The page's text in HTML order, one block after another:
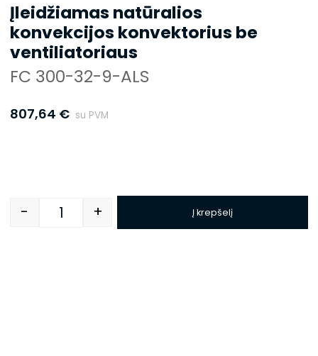
Įleidžiamas natūralios
konvekcijos konvektorius be
ventiliatoriaus
FC 300-32-9-ALS
807,64 € su PVM
Quantity
- + Į krepšelį